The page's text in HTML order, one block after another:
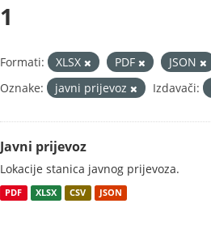
1
Formati: XLSX PDF JSON
Oznake:
javni prijevoz Izdavači:
Javni prijevoz
Lokacije stanica javnog prijevoza.
PDF XLSX CSV JSON